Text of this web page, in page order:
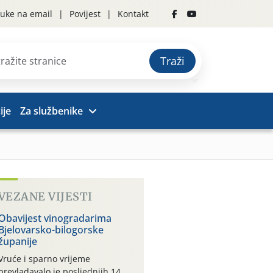
na email Povijest Kontakt
Traži
Za službenike
VIJESTI
vinogradarima
bilogorske
i sparno vrijeme